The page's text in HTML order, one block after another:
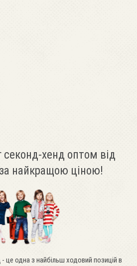
хенд оптом від
найкращою ціною!
- це одна з найбільш ходовий позицій в